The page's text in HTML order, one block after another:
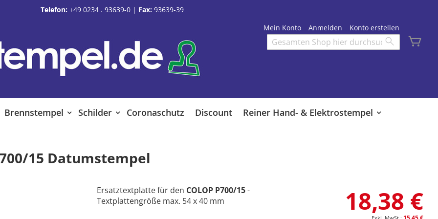
Telefon: +49 0234 . 93639-0| Fax: 93639-39
Mein Konto
Anmelden Konto erstellen
Search
Brennstempel Schilder Coronaschutz Discount Reiner Hand- & Elektrostempel
15 Datumstempel
18,38 €
Ersatztextplatte für den COLOP P700/15-
Textplattengröße max. 54 x 40 mm